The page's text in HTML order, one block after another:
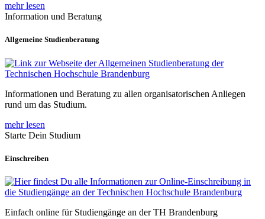
mehr lesen
Information und Beratung
Allgemeine Studienberatung
Informationen und Beratung zu allen organisatorischen Anliegen
rund um das Studium.
mehr lesen
Starte Dein Studium
Einschreiben
Einfach online für Studiengänge an der TH Brandenburg